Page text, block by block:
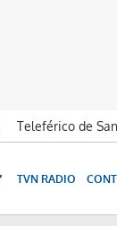
Teleférico de
TVN RADIO